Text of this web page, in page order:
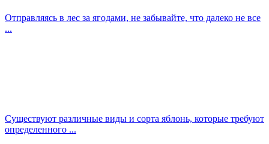
Отправляясь в лес за ягодами, не забывайте, что далеко не все
...
Существуют различные виды и сорта яблонь, которые требуют
определенного ...